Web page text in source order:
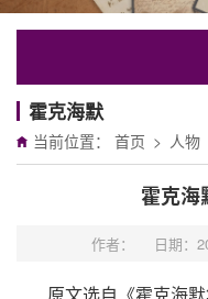
霍克海默
当前位置： 首页 > 人物
霍克海
作者： 日期：
原文选自《霍克海默